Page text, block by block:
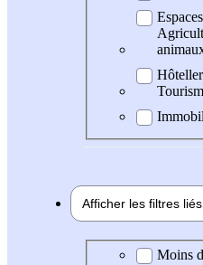
Afficher les filtres
ExpérienceMoins